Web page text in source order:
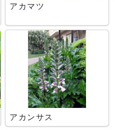
アカマツ
アカンサス